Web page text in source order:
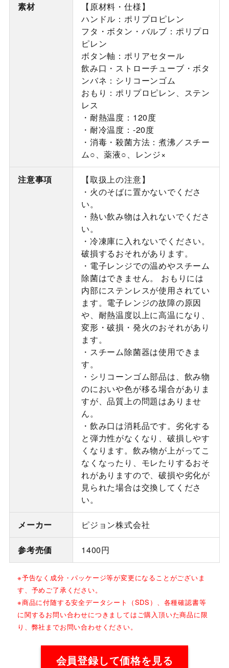
素材
【原材料・仕様】
ハンドル：ポリプロピレン
フタ・ボタン・バルブ：ポリプロ
ピレン
ボタン軸：ポリアセタール
飲み口・ストローチューブ・ボタ
ンバネ：シリコーンゴム
おもり：ポリプロピレン、ステン
レス
・耐熱温度：120度
・耐冷温度：-20度
・消毒・殺菌方法：煮沸／スチー
ム○、薬液○、レンジ×
注意事項
【取扱上の注意】
・火のそばに置かないでくださ
い。
・熱い飲み物は入れないでくださ
い。
・冷凍庫に入れないでください。
破損するおそれがあります。
・電子レンジでの温めやスチーム
除菌はできません。 おもりには
内部にステンレスが使用されてい
ます。電子レンジの故障の原因
や、耐熱温度以上に高温になり、
変形・破損・発火のおそれがあり
ます。
・スチーム除菌器は使用できま
す。
・シリコーンゴム部品は、飲み物
のにおいや色が移る場合がありま
すが、品質上の問題はありませ
ん。
・飲み口は消耗品です。劣化する
と弾力性がなくなり、破損しやす
くなります。飲み物が上がってこ
なくなったり、モレたりするおそ
れがありますので、破損や劣化が
見られた場合は交換してくださ
い。
メーカー ピジョン株式会社
参考売価 1400円
※予告なく成分・パッケージ等が変更になることがございま
す、予めご了承ください。
※商品に付随する安全データシート（SDS）、各種確認書等
に関するお問い合わせにつきましてはご購入頂いた商品に限
り、弊社までお問い合わせください。
会員登録して価格を見る